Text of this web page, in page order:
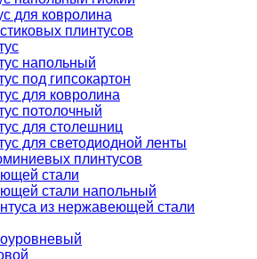
для ковролина
плинтусов
напольный
под гипсокартон
для ковролина
потолочный
для столешниц
для светодиодной ленты
плинтусов
стали
стали напольный
из нержавеющей стали